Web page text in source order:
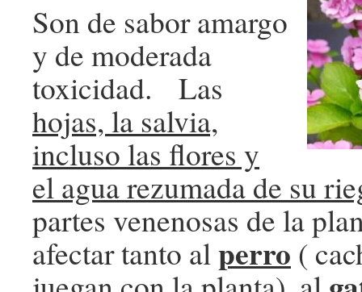
Son de sabor amargo
y de moderada
toxicidad. Las
hojas, la salvia,
incluso las flores y
el agua rezumada de su
partes venenosas de la
afectar tanto alperro (